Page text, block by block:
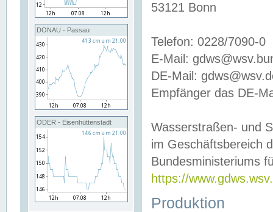
DONAU - Passau
ODER - Eisenhüttenstadt
53121 Bonn
Telefon: 0228/7090-0
E-Mail:
DE-Mail:
Empfänger das DE-
Wasserstraßen- und
im Geschäftsbereich
Bundesministeriums
https://
Produktion